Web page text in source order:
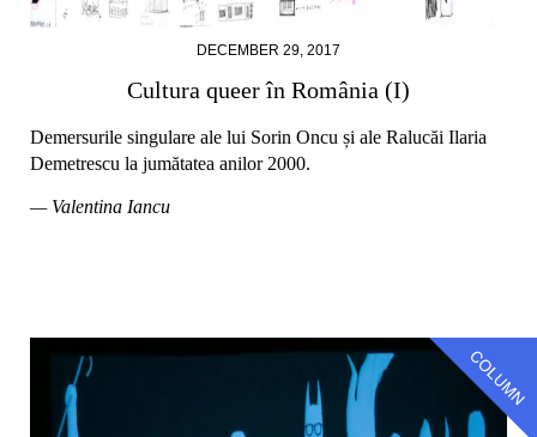
DECEMBER 29, 2017
Cultura queer în România (I)
Demersurile singulare ale lui Sorin Oncu și ale Ralucăi Ilaria
Demetrescu la jumătatea anilor 2000.
— Valentina Iancu